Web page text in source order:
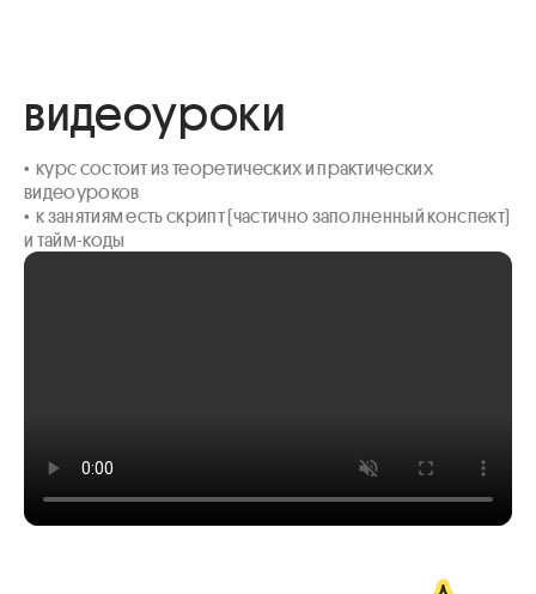
видеоуроки
•  курс состоит из теоретических и практических
видеоуроков
•  к занятиям есть скрипт (частично заполненный конспект)
и тайм-коды